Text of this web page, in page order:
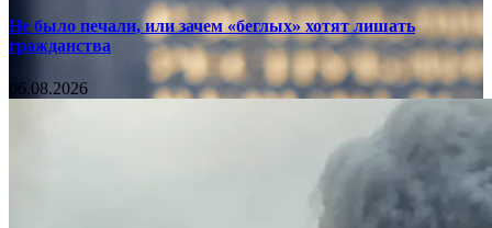
Не было печали, или зачем «беглых» хотят лишать
гражданства
06.08.2026